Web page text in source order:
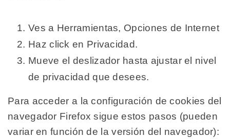
Ves a Herramientas, Opciones de Internet
Haz click en Privacidad.
Mueve el deslizador hasta ajustar el nivel
de privacidad que desees.
Para acceder a la configuración de cookies del
navegador Firefox sigue estos pasos (pueden
variar en función de la versión del navegador):